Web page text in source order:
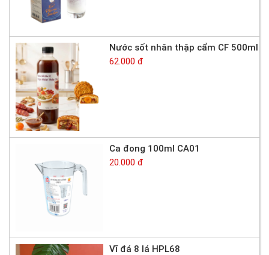
Nước sốt nhân thập cẩm CF 500ml
62.000 đ
Ca đong 100ml CA01
20.000 đ
Vĩ đá 8 lá HPL68